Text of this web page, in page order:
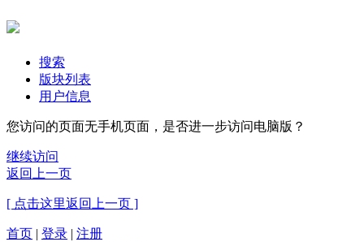
搜索
版块列表
用户信息
您访问的页面无手机页面，是否进一步访问电脑版？
继续访问
返回上一页
[ 点击这里返回上一页 ]
首页 | 登录 | 注册